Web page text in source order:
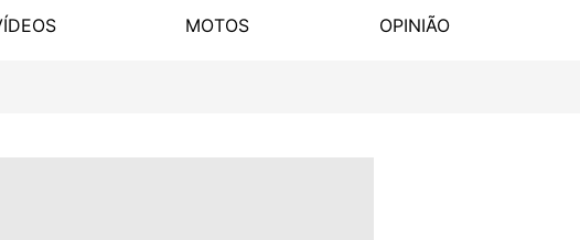
MOTOS OPINIÃO